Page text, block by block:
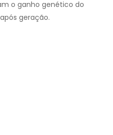
o ganho genético do
geração.